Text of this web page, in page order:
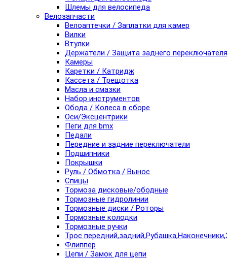
Шлемы для велосипеда
Велозапчасти
Велоаптечки / Заплатки для камер
Вилки
Втулки
Держатели / Защита заднего переключателя
Камеры
Каретки / Катридж
Кассета / Трещотка
Масла и смазки
Набор инструментов
Обода / Колеса в сборе
Оси/Эксцентрики
Пеги для bmx
Педали
Передние и задние переключатели
Подшипники
Покрышки
Руль / Обмотка / Вынос
Спицы
Тормоза дисковые/ободные
Тормозные гидролинии
Тормозные диски / Роторы
Тормозные колодки
Тормозные ручки
Трос
Флиппер
Цепи / Замок для цепи